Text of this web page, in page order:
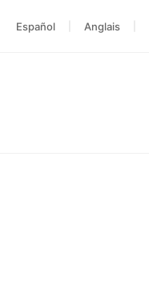
Anglais
Español